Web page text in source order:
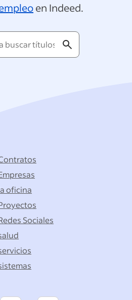
en Indeed.
oficina
Sociales